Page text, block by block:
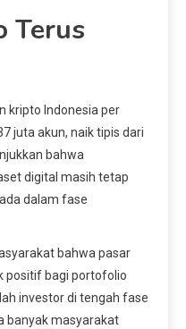
Terus
kripto Indonesia per
juta akun, naik tipis dari
bahwa
digital masih tetap
dalam fase
bahwa pasar
positif bagi portofolio
investor di tengah fase
banyak masyarakat